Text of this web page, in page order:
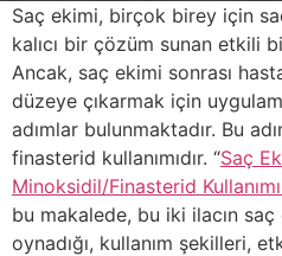
Saç ekimi, birçok birey için
kalıcı bir çözüm sunan etkili
Ancak, saç ekimi sonrası
düzeye çıkarmak için
adımlar bulunmaktadır. Bu
finasterid kullanımıdır. “Saç
Minoksidil/Finasterid
bu makalede, bu iki ilacın saç
oynadığı, kullanım şekilleri,